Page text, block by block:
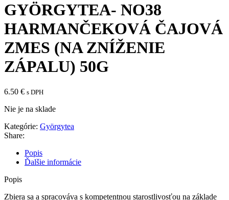
GYÖRGYTEA- NO38
HARMANČEKOVÁ ČAJOVÁ
ZMES (NA ZNÍŽENIE
ZÁPALU) 50G
6.50 € s DPH
Nie je na sklade
Kategórie: Györgytea
Share:
Popis
Ďalšie informácie
Popis
Zbiera sa a spracováva s kompetentnou starostlivosťou na základe